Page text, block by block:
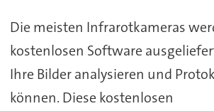
Die meisten Infrarotkameras
kostenlosen Software
Ihre Bilder analysieren und
können. Diese kostenlosen